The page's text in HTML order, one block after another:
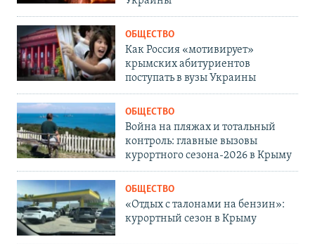
ОБЩЕСТВО
Как Россия «мотивирует»
крымских абитуриентов
поступать в вузы Украины
ОБЩЕСТВО
Война на пляжах и тотальный
контроль: главные вызовы
курортного сезона-2026 в Крыму
ОБЩЕСТВО
«Отдых с талонами на бензин»:
курортный сезон в Крыму